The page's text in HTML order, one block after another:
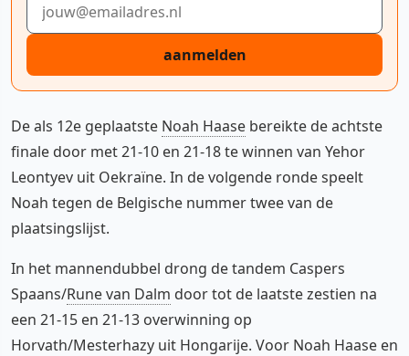
aanmelden
De als 12e geplaatste Noah Haase bereikte de achtste
finale door met 21-10 en 21-18 te winnen van Yehor
Leontyev uit Oekraïne. In de volgende ronde speelt
Noah tegen de Belgische nummer twee van de
plaatsingslijst.
In het mannendubbel drong de tandem Caspers
Spaans/Rune van Dalm door tot de laatste zestien na
een 21-15 en 21-13 overwinning op
Horvath/Mesterhazy uit Hongarije. Voor Noah Haase en